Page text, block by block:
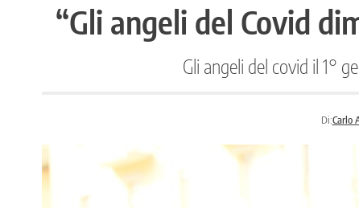
“Gli angeli del Covid
Gli angeli del covid il 1°
Di:Carlo